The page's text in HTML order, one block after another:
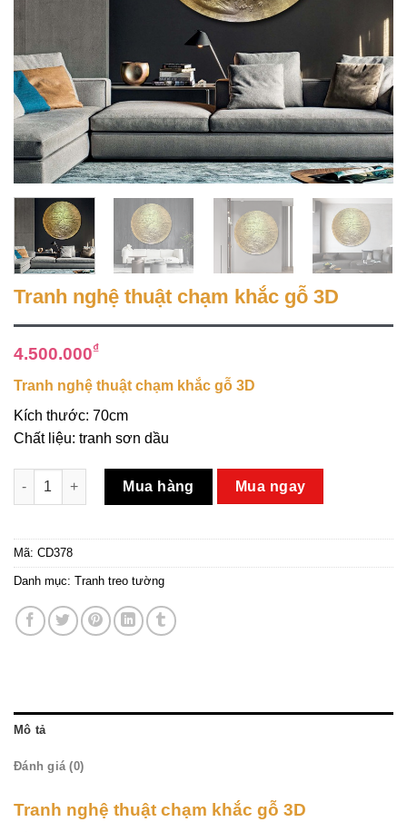
Tranh nghệ thuật chạm khắc gỗ 3D
4.500.000₫
Tranh nghệ thuật chạm khắc gỗ 3D
Kích thước: 70cm
Chất liệu: tranh sơn dầu
Tranh nghệ thuật chạm khắc gỗ 3D số lượng
Mua hàng Mua ngay
Mã: CD378
Danh mục: Tranh treo tường
Mô tả
Đánh giá (0)
Tranh nghệ thuật chạm khắc gỗ 3D